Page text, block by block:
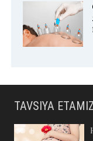
TAVSIYA